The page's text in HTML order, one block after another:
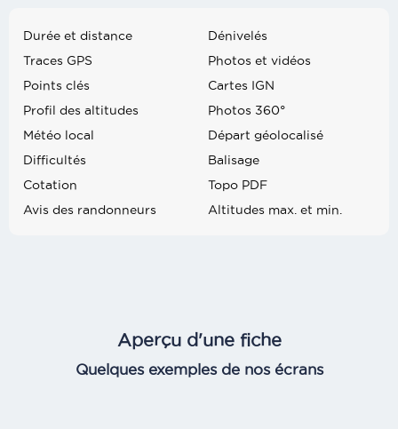
Durée et distance
Traces GPS
Points clés
Profil des altitudes
Météo local
Difficultés
Cotation
Avis des randonneurs
Dénivelés
Photos et vidéos
Cartes IGN
Photos 360°
Départ géolocalisé
Balisage
Topo PDF
Altitudes max. et min.
Aperçu d'une fiche
Quelques exemples de nos écrans